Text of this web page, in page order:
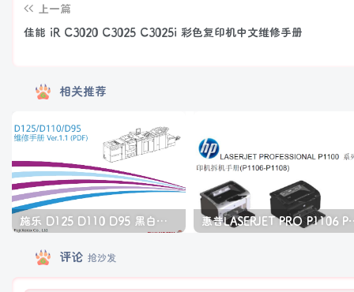
上一篇
佳能 iR C3020 C3025 C3025i 彩色复印机中文维修手册
相关推荐
施乐 D125 D110 D95 黑白生产型高速复印机中文维修手册 惠普
评论 抢沙发